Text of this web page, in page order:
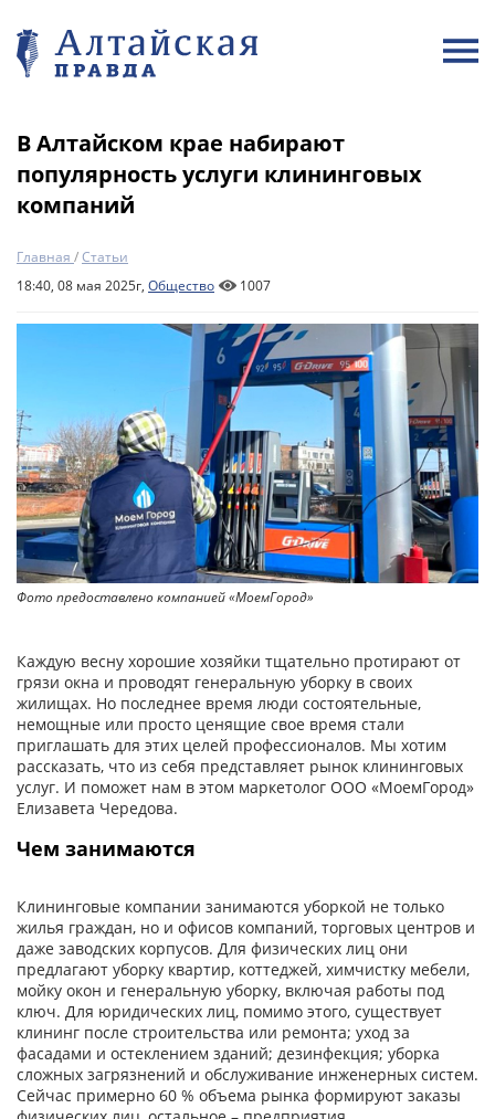
В Алтайском крае набирают
популярность услуги клининговых
компаний
Главная /Статьи
18:40, 08 мая 2025г, Общество 1007
Фото предоставлено компанией «МоемГород»
Каждую весну хорошие хозяйки тщательно протирают от
грязи окна и проводят генеральную уборку в своих
жилищах. Но последнее время люди состоятельные,
немощные или просто ценящие свое время стали
приглашать для этих целей профессионалов. Мы хотим
рассказать, что из себя представляет рынок клининговых
услуг. И поможет нам в этом маркетолог ООО «МоемГород»
Елизавета Чередова.
Чем занимаются
Клининговые компании занимаются уборкой не только
жилья граждан, но и офисов компаний, торговых центров и
даже заводских корпусов. Для физических лиц они
предлагают уборку квартир, коттеджей, химчистку мебели,
мойку окон и генеральную уборку, включая работы под
ключ. Для юридических лиц, помимо этого, существует
клининг после строительства или ремонта; уход за
фасадами и остеклением зданий; дезинфекция; уборка
сложных загрязнений и обслуживание инженерных систем.
Сейчас примерно 60 % объема рынка формируют заказы